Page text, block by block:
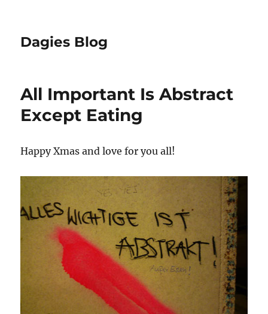
Dagies Blog
All Important Is Abstract
Except Eating
Happy Xmas and love for you all!